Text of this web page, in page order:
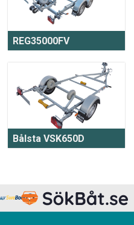
REG35000FV
Bålsta VSK650D